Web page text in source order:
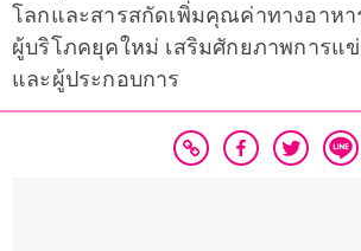
โลกและสารสกัดเพิ่มคุณค่าทางอาห
ผู้บริโภคยุคใหม่ เสริมศักยภาพการแ
และผู้ประกอบการ